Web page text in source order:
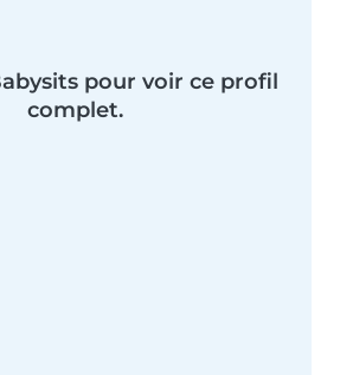
pour voir ce profil
complet.